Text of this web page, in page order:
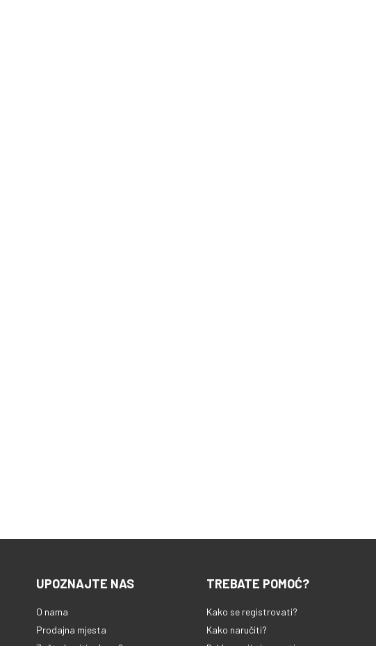
UPOZNAJTE NAS
O nama
Prodajna mjesta
TREBATE POMOĆ?
Kako se registrovati?
Kako naručiti?